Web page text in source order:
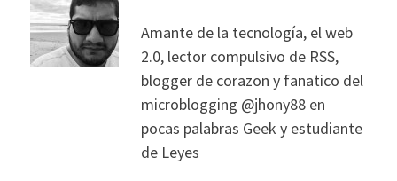
Amante de la tecnología, el web
2.0, lector compulsivo de RSS,
blogger de corazon y fanatico del
microblogging @jhony88 en
pocas palabras Geek y estudiante
de Leyes